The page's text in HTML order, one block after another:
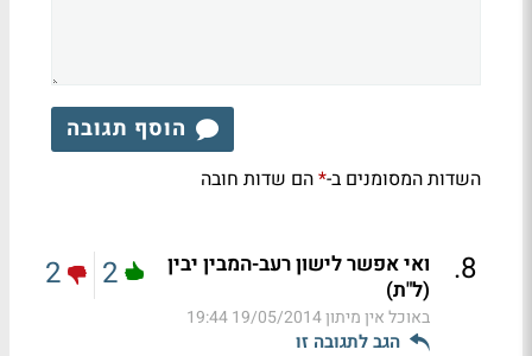
הוסף תגובה
השדות המסומנים ב-*הם שדות חובה
8
.
ואי אפשר לישון רעב-המבין יבין
(ל"ת)
באוכל אין מיתון19/05/2014 19:44
הגב לתגובה זו
2
2